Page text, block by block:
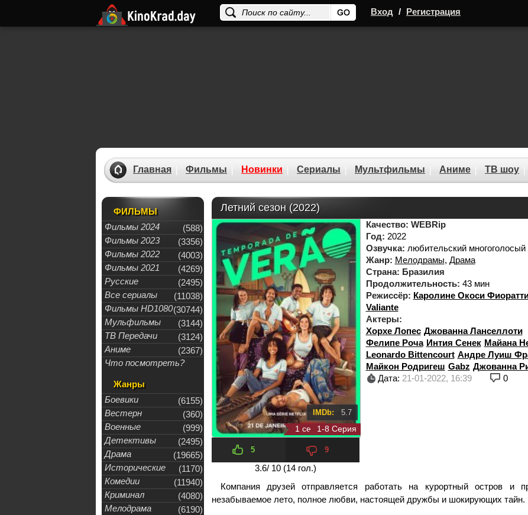
Вход / Регистрация
Главная Фильмы Новинки Сериалы Мультфильмы Аниме ТВ шоу
ФИЛЬМЫ
Фильмы 2024
(588)
Фильмы 2023
(3356)
Фильмы 2022
(4003)
Фильмы 2021
(4269)
Русские
(2495)
Все сериалы
(11038)
Фильмы HD1080(30744)
Мульфильмы
(3144)
ТВ Передачи
(3124)
Аниме
(2367)
Что посмотреть?
Жанры
Боевики
(6155)
Вестерн
(360)
Военные
(999)
Детективы
(2495)
Драма
(19665)
Исторические
(1170)
Комедии
(11940)
Криминал
(4080)
Мелодрама
(6190)
Летний сезон (2022)
1 сезон 8 серия
1-8 Серия
IMDb: 5.7
5 9
3.6/ 10 (14гол.)
Качество: WEBRip
Год: 2022
Озвучка: любительский многоголосый
Жанр: Мелодрамы, Драма
Страна: Бразилия
Продолжительность: 43 мин
Режиссёр: Каролине Окоси
Valiante
Актеры:
Хорхе Лопес Джованна Ланселлоти
Фелипе Роча Интия Сенек Майана
Leonardo Bittencourt Андре Луиш
Майкон Родригеш Gabz Джованна
Дата: 21-01-2022, 16:39 0
Компания друзей отправляется работать на курортный остров и
незабываемое лето, полное любви, настоящей дружбы и шокирующих тайн.